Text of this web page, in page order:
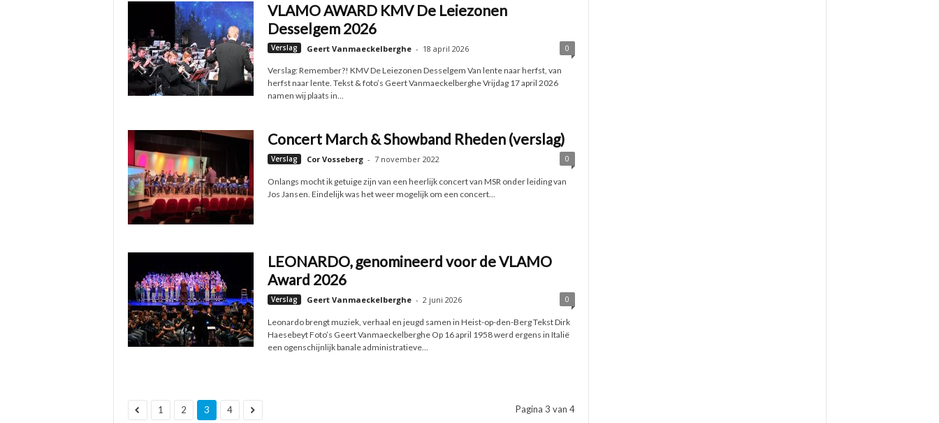
VLAMO AWARD KMV De Leiezonen
Desselgem 2026
Verslag Geert Vanmaeckelberghe - 18 april 2026 0
Verslag: Remember?! KMV De Leiezonen Desselgem Van lente naar herfst, van
herfst naar lente. Tekst & foto’s Geert Vanmaeckelberghe Vrijdag 17 april 2026
namen wij plaats in...
Concert March & Showband Rheden (verslag)
Verslag Cor Vosseberg - 7 november 2022 0
Onlangs mocht ik getuige zijn van een heerlijk concert van MSR onder leiding van
Jos Jansen. Eindelijk was het weer mogelijk om een concert...
LEONARDO, genomineerd voor de VLAMO
Award 2026
Verslag Geert Vanmaeckelberghe - 2 juni 2026 0
Leonardo brengt muziek, verhaal en jeugd samen in Heist-op-den-Berg Tekst Dirk
Haesebeyt Foto’s Geert Vanmaeckelberghe Op 16 april 1958 werd ergens in Italië
een ogenschijnlijk banale administratieve...
1 2 3 4 Pagina 3 van 4